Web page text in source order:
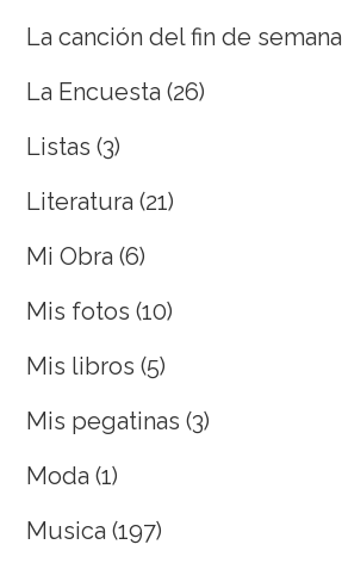
La canción del fin de semana
La Encuesta (26)
Listas (3)
Literatura (21)
Mi Obra (6)
Mis fotos (10)
Mis libros (5)
Mis pegatinas (3)
Moda (1)
Musica (197)